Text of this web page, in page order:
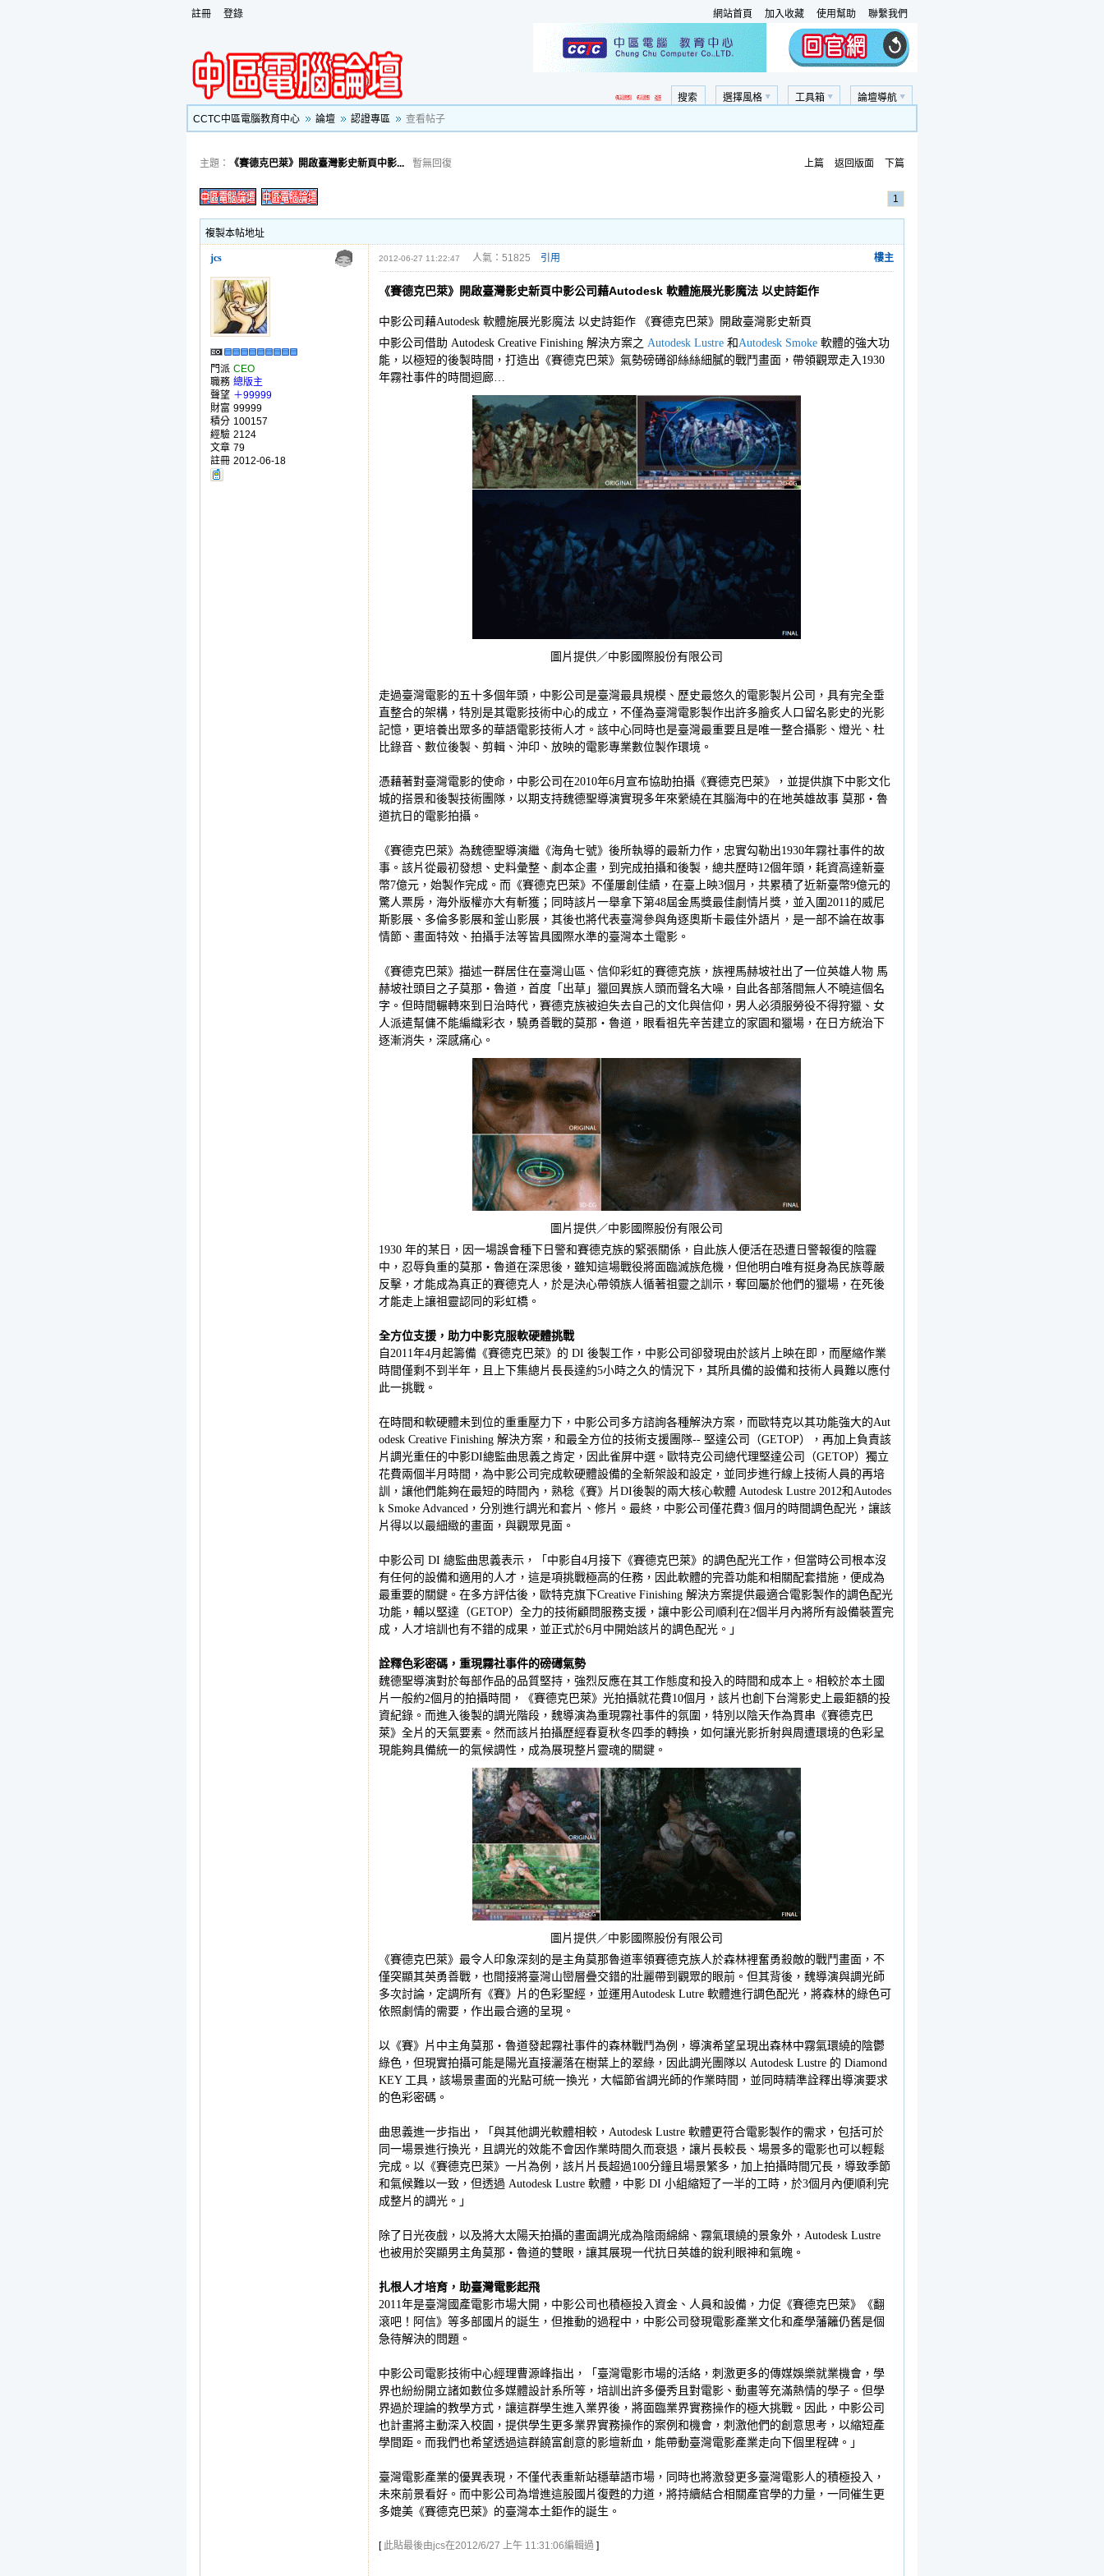
註冊 登錄 網站首頁 加入收藏 使用幫助 聯繫我們
論壇導航
工具箱
選擇風格
搜索
CCTC中區電腦教育中心
論壇 認證專區 查看帖子
主題： 《賽德克巴萊》開啟臺灣影史新頁中影... 暫無回復 上篇 返回版面 下篇
1
複製本帖地址
jcs 2012-06-27 11:22:47 人氣：51825 引用 樓主
門派 CEO
職務 總版主
聲望 ＋99999
財富 99999
積分 100157
經驗 2124
文章 79
註冊 2012-06-18
《賽德克巴萊》開啟臺灣影史新頁中影公司藉Autodesk 軟體施展光影魔法 以史詩鉅作
中影公司藉Autodesk 軟體施展光影魔法 以史詩鉅作 《賽德克巴萊》開啟臺灣影史新頁
中影公司借助 Autodesk Creative Finishing 解決方案之 Autodesk Lustre 和Autodesk Smoke 軟體的強大功
能，以極短的後製時間，打造出《賽德克巴萊》氣勢磅礡卻絲絲細膩的戰鬥畫面，帶領觀眾走入1930
年霧社事件的時間迴廊…
圖片提供／中影國際股份有限公司
走過臺灣電影的五十多個年頭，中影公司是臺灣最具規模、歷史最悠久的電影製片公司，具有完全垂
直整合的架構，特別是其電影技術中心的成立，不僅為臺灣電影製作出許多膾炙人口留名影史的光影
記憶，更培養出眾多的華語電影技術人才。該中心同時也是臺灣最重要且是唯一整合攝影、燈光、杜
比錄音、數位後製、剪輯、沖印、放映的電影專業數位製作環境。
憑藉著對臺灣電影的使命，中影公司在2010年6月宣布協助拍攝《賽德克巴萊》，並提供旗下中影文化
城的搭景和後製技術團隊，以期支持魏德聖導演實現多年來縈繞在其腦海中的在地英雄故事 莫那‧魯
道抗日的電影拍攝。
《賽德克巴萊》為魏德聖導演繼《海角七號》後所執導的最新力作，忠實勾勒出1930年霧社事件的故
事。該片從最初發想、史料彙整、劇本企畫，到完成拍攝和後製，總共歷時12個年頭，耗資高達新臺
幣7億元，始製作完成。而《賽德克巴萊》不僅屢創佳績，在臺上映3個月，共累積了近新臺幣9億元的
驚人票房，海外版權亦大有斬獲；同時該片一舉拿下第48屆金馬獎最佳劇情片獎，並入圍2011的威尼
斯影展、多倫多影展和釜山影展，其後也將代表臺灣參與角逐奧斯卡最佳外語片，是一部不論在故事
情節、畫面特效、拍攝手法等皆具國際水準的臺灣本土電影。
《賽德克巴萊》描述一群居住在臺灣山區、信仰彩虹的賽德克族，族裡馬赫坡社出了一位英雄人物 馬
赫坡社頭目之子莫那‧魯道，首度「出草」獵回異族人頭而聲名大噪，自此各部落間無人不曉這個名
字。但時間輾轉來到日治時代，賽德克族被迫失去自己的文化與信仰，男人必須服勞役不得狩獵、女
人派遣幫傭不能編織彩衣，驍勇善戰的莫那‧魯道，眼看祖先辛苦建立的家園和獵場，在日方統治下
逐漸消失，深感痛心。
圖片提供／中影國際股份有限公司
1930 年的某日，因一場誤會種下日警和賽德克族的緊張關係，自此族人便活在恐遭日警報復的陰霾
中，忍辱負重的莫那‧魯道在深思後，雖知這場戰役將面臨滅族危機，但他明白唯有挺身為民族尊嚴
反擊，才能成為真正的賽德克人，於是決心帶領族人循著祖靈之訓示，奪回屬於他們的獵場，在死後
才能走上讓祖靈認同的彩虹橋。
全方位支援，助力中影克服軟硬體挑戰
自2011年4月起籌備《賽德克巴萊》的 DI 後製工作，中影公司卻發現由於該片上映在即，而壓縮作業
時間僅剩不到半年，且上下集總片長長達約5小時之久的情況下，其所具備的設備和技術人員難以應付
此一挑戰。
在時間和軟硬體未到位的重重壓力下，中影公司多方諮詢各種解決方案，而歐特克以其功能強大的Aut
odesk Creative Finishing 解決方案，和最全方位的技術支援團隊-- 堅達公司（GETOP），再加上負責該
片調光重任的中影DI總監曲思義之肯定，因此雀屏中選。歐特克公司總代理堅達公司（GETOP）獨立
花費兩個半月時間，為中影公司完成軟硬體設備的全新架設和設定，並同步進行線上技術人員的再培
訓，讓他們能夠在最短的時間內，熟稔《賽》片DI後製的兩大核心軟體 Autodesk Lustre 2012和Autodes
k Smoke Advanced，分別進行調光和套片、修片。最終，中影公司僅花費3 個月的時間調色配光，讓該
片得以以最細緻的畫面，與觀眾見面。
中影公司 DI 總監曲思義表示，「中影自4月接下《賽德克巴萊》的調色配光工作，但當時公司根本沒
有任何的設備和適用的人才，這是項挑戰極高的任務，因此軟體的完善功能和相關配套措施，便成為
最重要的關鍵。在多方評估後，歐特克旗下Creative Finishing 解決方案提供最適合電影製作的調色配光
功能，輔以堅達（GETOP）全力的技術顧問服務支援，讓中影公司順利在2個半月內將所有設備裝置完
成，人才培訓也有不錯的成果，並正式於6月中開始該片的調色配光。」
詮釋色彩密碼，重現霧社事件的磅礡氣勢
魏德聖導演對於每部作品的品質堅持，強烈反應在其工作態度和投入的時間和成本上。相較於本土國
片一般約2個月的拍攝時間，《賽德克巴萊》光拍攝就花費10個月，該片也創下台灣影史上最鉅額的投
資紀錄。而進入後製的調光階段，魏導演為重現霧社事件的氛圍，特別以陰天作為貫串《賽德克巴
萊》全片的天氣要素。然而該片拍攝歷經春夏秋冬四季的轉換，如何讓光影折射與周遭環境的色彩呈
現能夠具備統一的氣候調性，成為展現整片靈魂的關鍵。
圖片提供／中影國際股份有限公司
《賽德克巴萊》最令人印象深刻的是主角莫那魯道率領賽德克族人於森林裡奮勇殺敵的戰鬥畫面，不
僅突顯其英勇善戰，也間接將臺灣山巒層疊交錯的壯麗帶到觀眾的眼前。但其背後，魏導演與調光師
多次討論，定調所有《賽》片的色彩聖經，並運用Autodesk Lutre 軟體進行調色配光，將森林的綠色可
依照劇情的需要，作出最合適的呈現。
以《賽》片中主角莫那‧魯道發起霧社事件的森林戰鬥為例，導演希望呈現出森林中霧氣環繞的陰鬱
綠色，但現實拍攝可能是陽光直接灑落在樹葉上的翠綠，因此調光團隊以 Autodesk Lustre 的 Diamond
KEY 工具，該場景畫面的光點可統一換光，大幅節省調光師的作業時間，並同時精準詮釋出導演要求
的色彩密碼。
曲思義進一步指出，「與其他調光軟體相較，Autodesk Lustre 軟體更符合電影製作的需求，包括可於
同一場景進行換光，且調光的效能不會因作業時間久而衰退，讓片長較長、場景多的電影也可以輕鬆
完成。以《賽德克巴萊》一片為例，該片片長超過100分鐘且場景繁多，加上拍攝時間冗長，導致季節
和氣候難以一致，但透過 Autodesk Lustre 軟體，中影 DI 小組縮短了一半的工時，於3個月內便順利完
成整片的調光。」
除了日光夜戲，以及將大太陽天拍攝的畫面調光成為陰雨綿綿、霧氣環繞的景象外，Autodesk Lustre
也被用於突顯男主角莫那‧魯道的雙眼，讓其展現一代抗日英雄的銳利眼神和氣魄。
扎根人才培育，助臺灣電影起飛
2011年是臺灣國產電影市場大開，中影公司也積極投入資金、人員和設備，力促《賽德克巴萊》《翻
滾吧！阿信》等多部國片的誕生，但推動的過程中，中影公司發現電影產業文化和產學藩籬仍舊是個
急待解決的問題。
中影公司電影技術中心經理曹源峰指出，「臺灣電影市場的活絡，刺激更多的傳媒娛樂就業機會，學
界也紛紛開立諸如數位多媒體設計系所等，培訓出許多優秀且對電影、動畫等充滿熱情的學子。但學
界過於理論的教學方式，讓這群學生進入業界後，將面臨業界實務操作的極大挑戰。因此，中影公司
也計畫將主動深入校園，提供學生更多業界實務操作的案例和機會，刺激他們的創意思考，以縮短產
學間距。而我們也希望透過這群饒富創意的影壇新血，能帶動臺灣電影產業走向下個里程碑。」
臺灣電影產業的優異表現，不僅代表重新站穩華語市場，同時也將激發更多臺灣電影人的積極投入，
未來前景看好。而中影公司為增進這股國片復甦的力道，將持續結合相關產官學的力量，一同催生更
多媲美《賽德克巴萊》的臺灣本土鉅作的誕生。
[ 此貼最後由jcs在2012/6/27 上午 11:31:06編輯過 ]